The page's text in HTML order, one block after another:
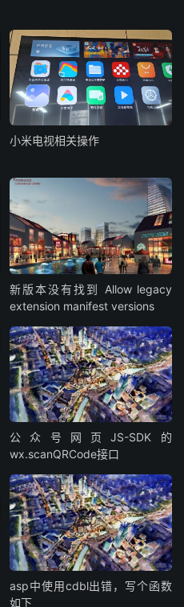
小米电视相关操作
新版本没有找到 Allow legacy
extension manifest versions
公众号网页JS-SDK的
wx.scanQRCode接口
asp中使用cdbl出错，写个函数
如下